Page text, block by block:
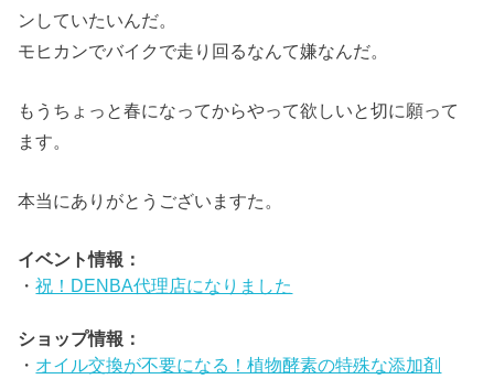
ンしていたいんだ。
モヒカンでバイクで走り回るなんて嫌なんだ。
もうちょっと春になってからやって欲しいと切に願って
ます。
本当にありがとうございますた。
イベント情報：
・祝！DENBA代理店になりました
ショップ情報：
・ オイル交換が不要になる！植物酵素の特殊な添加剤